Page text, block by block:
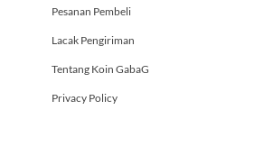
Pesanan Pembeli
Lacak Pengiriman
Tentang Koin GabaG
Privacy Policy